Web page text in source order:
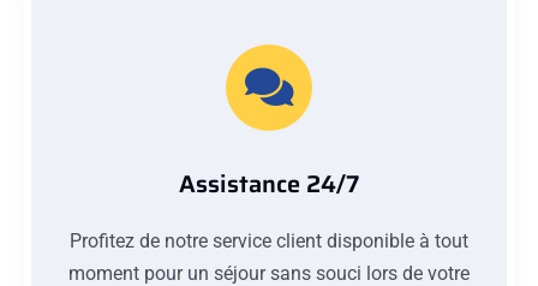
Assistance 24/7
Profitez de notre service client disponible à tout
moment pour un séjour sans souci lors de votre